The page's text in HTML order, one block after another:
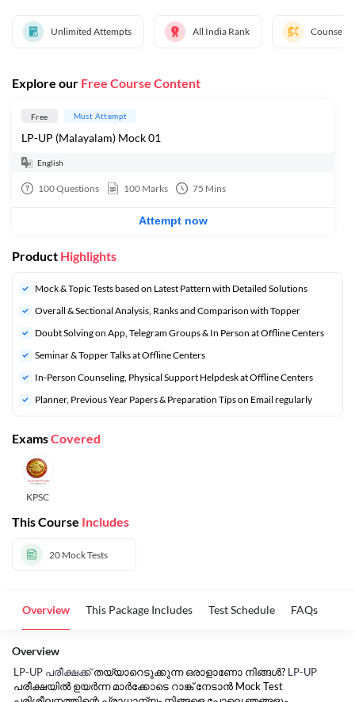
Unlimited Attempts All India Rank
Explore our Free Course Content
Free Must Attempt
LP-UP (Malayalam) Mock 01
English
100Questions 100 Marks 75 Mins
Attempt now
Product Highlights
Mock & Topic Tests based on Latest Pattern with Detailed Solutions
Overall & Sectional Analysis, Ranks and Comparison with Topper
Doubt Solving on App, Telegram Groups & In Person at Offline Centers
Seminar & Topper Talks at Offline Centers
In-Person Counseling, Physical Support Helpdesk at Offline Centers
Planner, Previous Year Papers & Preparation Tips on Email regularly
ExamsCovered
KPSC
This Course Includes
20 Mock Tests
Overview This Package Includes Test Schedule FAQs
Overview
LP-UP പരീക്ഷക്ക്തയ്യാറെടുക്കുന്ന ഒരാളാണോ നിങ്ങൾ? LP-UP
പരീക്ഷയിൽ ഉയർന്ന മാർക്കോടെ റാങ്ക് നേടാൻ Mock Test